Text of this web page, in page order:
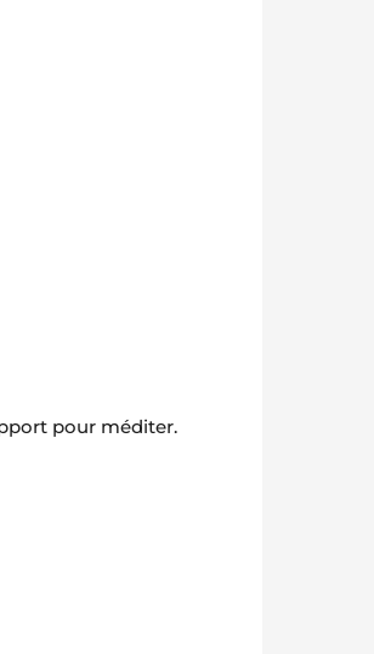
pour méditer.